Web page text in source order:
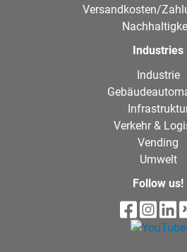
Versandkosten/
Industries
Industrie
Verkehr &
Vending
Umwelt
Follow us!